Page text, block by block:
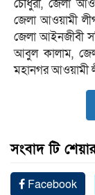
চৌধুরী, জেলা
জেলা আওয়ামী
জেলা আইনজীবী
আবুল কালাম,
মহানগর আওয়ামী
সংবাদ টি
Facebook